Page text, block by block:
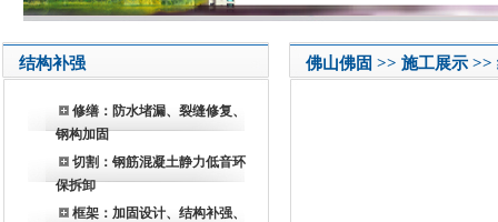
结构补强
修缮：防水堵漏、裂缝修复、
钢构加固
切割：钢筋混凝土静力低音环
保拆卸
框架：加固设计、结构补强、
佛山佛固 >> 施工展示